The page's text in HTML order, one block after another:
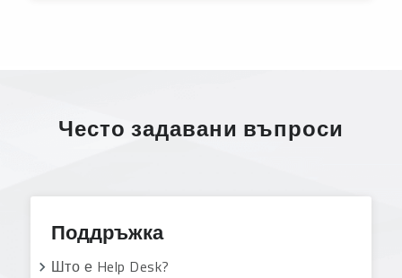
Често задавани въпроси
Поддръжка
Што е Help Desk?